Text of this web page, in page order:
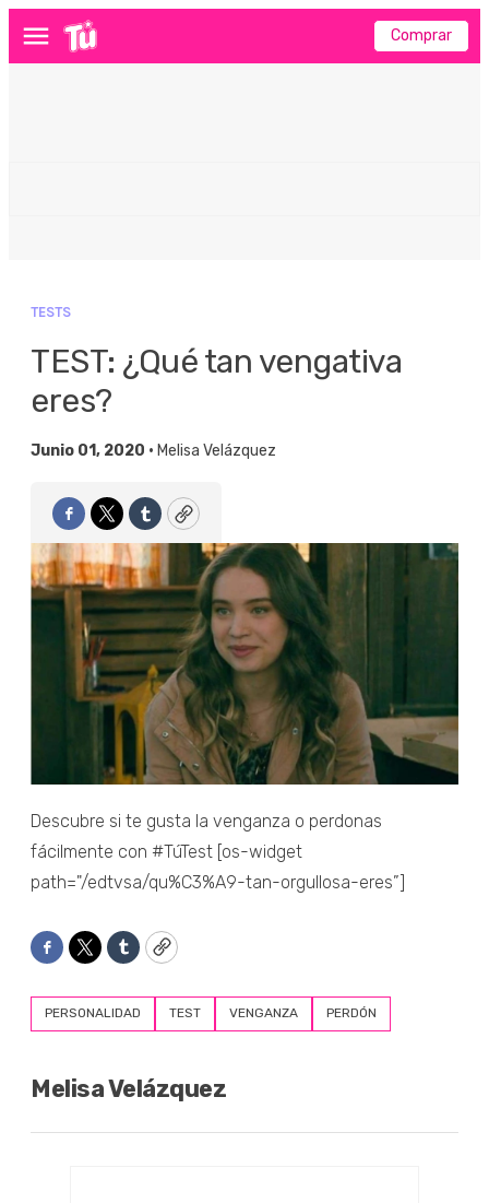
Menú Comprar
TESTS
TEST: ¿Qué tan vengativa
eres?
Junio 01, 2020 • Melisa Velázquez
Facebook
TwitterTumblrCopy
Descubre si te gusta la venganza o perdonas
fácilmente con #TúTest [os-widget
path="/edtvsa/qu%C3%A9-tan-orgullosa-eres”]
Facebook
TwitterTumblrCopy
PERSONALIDAD TEST VENGANZA PERDÓN
Melisa Velázquez